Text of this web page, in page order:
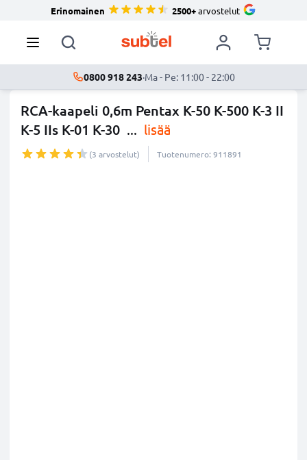
Erinomainen 2500+arvostelut
0800 918 243·Ma - Pe: 11:00 - 22:00
RCA-kaapeli 0,6m Pentax K-50 K-500 K-3 II
K-5 IIs K-01 K-30 ... lisää
(3 arvostelut) Tuotenumero: 911891